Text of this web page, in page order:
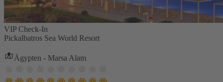
VIP Check-In
Pickalbatros Sea World Resort
Ägypten - Marsa Alam